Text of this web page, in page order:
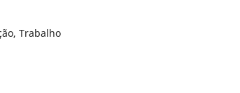
Trabalho